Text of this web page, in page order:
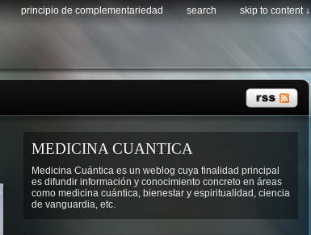
principio de complementariedad search skip to content ↓
MEDICINA CUANTICA
Medicina Cuántica es un weblog cuya finalidad principal
es difundir información y conocimiento concreto en áreas
como medicina cuántica, bienestar y espiritualidad, ciencia
de vanguardia, etc.